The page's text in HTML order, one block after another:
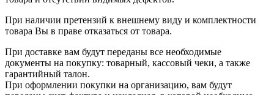
При наличии претензий к внешнему виду и комплектности
товара Вы в праве отказаться от товара.
При доставке вам будут переданы все необходимые
документы на покупку: товарный, кассовый чеки, а также
гарантийный талон.
При оформлении покупки на организацию, вам будут